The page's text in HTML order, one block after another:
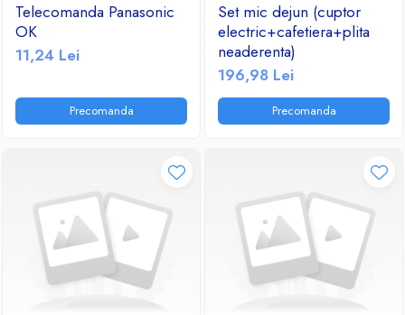
Telecomanda Panasonic
OK
11,24 Lei
Precomanda
Set mic dejun (cuptor
electric+cafetiera+plita
neaderenta)
196,98 Lei
Precomanda